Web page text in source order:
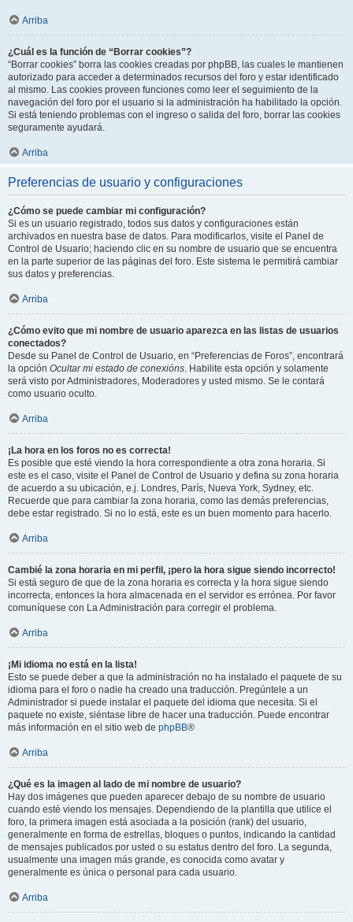
Arriba
¿Cuál es la función de “Borrar cookies”?
“Borrar cookies” borra las cookies creadas por phpBB, las cuales le mantienen
autorizado para acceder a determinados recursos del foro y estar identificado
al mismo. Las cookies proveen funciones como leer el seguimiento de la
navegación del foro por el usuario si la administración ha habilitado la opción.
Si está teniendo problemas con el ingreso o salida del foro, borrar las cookies
seguramente ayudará.
Arriba
Preferencias de usuario y configuraciones
¿Cómo se puede cambiar mi configuración?
Si es un usuario registrado, todos sus datos y configuraciones están
archivados en nuestra base de datos. Para modificarlos, visite el Panel de
Control de Usuario; haciendo clic en su nombre de usuario que se encuentra
en la parte superior de las páginas del foro. Este sistema le permitirá cambiar
sus datos y preferencias.
Arriba
¿Cómo evito que mi nombre de usuario aparezca en las listas de usuarios
conectados?
Desde su Panel de Control de Usuario, en “Preferencias de Foros”, encontrará
la opción Ocultar mi estado de conexións. Habilite esta opción y solamente
será visto por Administradores, Moderadores y usted mismo. Se le contará
como usuario oculto.
Arriba
¡La hora en los foros no es correcta!
Es posible que esté viendo la hora correspondiente a otra zona horaria. Si
este es el caso, visite el Panel de Control de Usuario y defina su zona horaria
de acuerdo a su ubicación, e.j. Londres, París, Nueva York, Sydney, etc.
Recuerde que para cambiar la zona horaria, como las demás preferencias,
debe estar registrado. Si no lo está, este es un buen momento para hacerlo.
Arriba
Cambié la zona horaria en mi perfil, ¡pero la hora sigue siendo incorrecto!
Si está seguro de que de la zona horaria es correcta y la hora sigue siendo
incorrecta, entonces la hora almacenada en el servidor es errónea. Por favor
comuníquese con La Administración para corregir el problema.
Arriba
¡Mi idioma no está en la lista!
Esto se puede deber a que la administración no ha instalado el paquete de su
idioma para el foro o nadie ha creado una traducción. Pregúntele a un
Administrador si puede instalar el paquete del idioma que necesita. Si el
paquete no existe, siéntase libre de hacer una traducción. Puede encontrar
más información en el sitio web de phpBB®
Arriba
¿Qué es la imagen al lado de mi nombre de usuario?
Hay dos imágenes que pueden aparecer debajo de su nombre de usuario
cuando esté viendo los mensajes. Dependiendo de la plantilla que utilice el
foro, la primera imagen está asociada a la posición (rank) del usuario,
generalmente en forma de estrellas, bloques o puntos, indicando la cantidad
de mensajes publicados por usted o su estatus dentro del foro. La segunda,
usualmente una imagen más grande, es conocida como avatar y
generalmente es única o personal para cada usuario.
Arriba